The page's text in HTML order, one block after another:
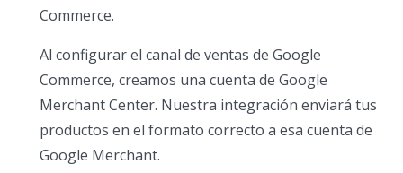
Commerce.
Al configurar el canal de ventas de Google
Commerce, creamos una cuenta de Google
Merchant Center. Nuestra integración enviará tus
productos en el formato correcto a esa cuenta de
Google Merchant.